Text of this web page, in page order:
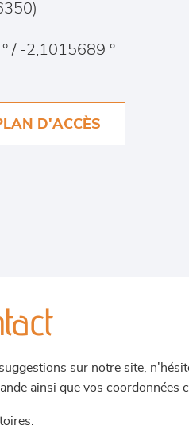
)
/ -2,1015689 °
D'ACCÈS
sur notre site,
ainsi que vos coordonnées